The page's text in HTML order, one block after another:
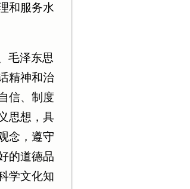
和服务水
毛泽东思
精神和治
信、制度
思想，具
念，遵守
的道德品
学文化知